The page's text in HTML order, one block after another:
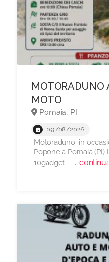
MOTORADUNO
MOTO
Pomaia, PI
09/08/2026
Motoraduno in
Popone a Pomaia (PI)
10gadget -...